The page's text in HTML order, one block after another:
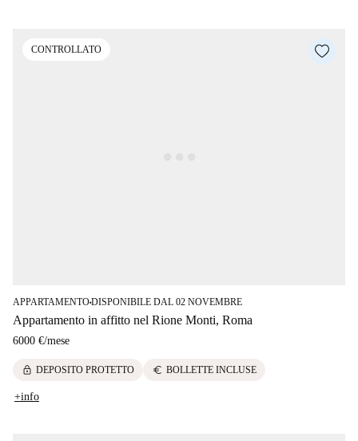
CONTROLLATO
APPARTAMENTO■DISPONIBILE DAL 02 NOVEMBRE
Appartamento in affitto nel Rione Monti, Roma
6000 €/mese
lock DEPOSITO PROTETTO euro BOLLETTE INCLUSE
+info